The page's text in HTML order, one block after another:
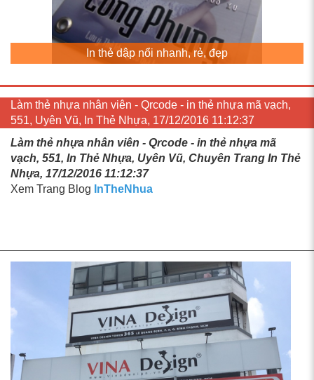
In thẻ dập nổi nhanh, rẻ, đẹp
Làm thẻ nhựa nhân viên - Qrcode - in thẻ nhựa mã vạch,
551, Uyên Vũ, In Thẻ Nhựa, 17/12/2016 11:12:37
Làm thẻ nhựa nhân viên - Qrcode - in thẻ nhựa mã
vạch, 551, In Thẻ Nhựa, Uyên Vũ, Chuyên Trang In Thẻ
Nhựa, 17/12/2016 11:12:37
Xem Trang Blog InTheNhua